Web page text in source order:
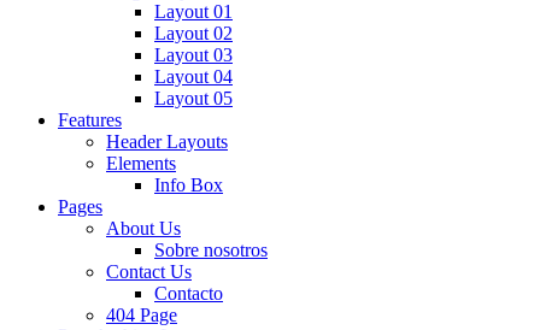
Layout 01
Layout 02
Layout 03
Layout 04
Layout 05
Features
Header Layouts
Elements
Info Box
Pages
About Us
Sobre nosotros
Contact Us
Contacto
404 Page